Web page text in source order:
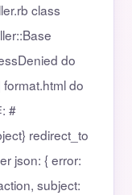
class
do
do
#
redirect_to
json: { error:
subject: